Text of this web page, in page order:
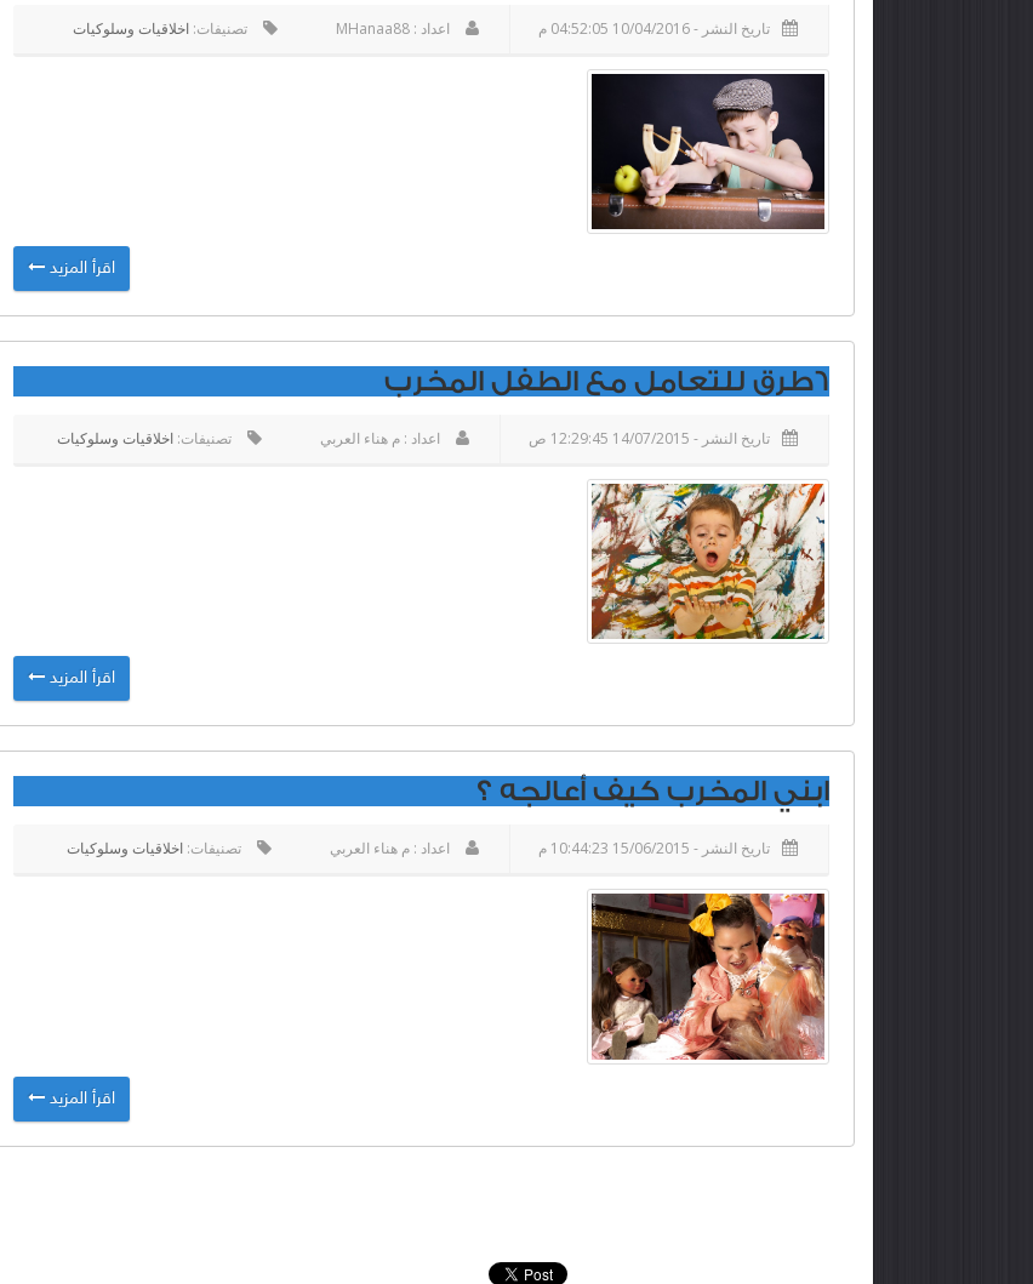
تاريخ النشر - 10/04/2016 04:52:05 م اعداد : MHanaa88 تصنيفات: اخلاقيات وسلوكيات
اقرأ المزيد
6طرق للتعامل مع الطفل المخرب
تاريخ النشر - 14/07/2015 12:29:45 ص اعداد : م هناء العربي تصنيفات: اخلاقيات وسلوكيات
اقرأ المزيد
ابني المخرب كيف أعالجه ؟
تاريخ النشر - 15/06/2015 10:44:23 م اعداد : م هناء العربي تصنيفات: اخلاقيات وسلوكيات
اقرأ المزيد